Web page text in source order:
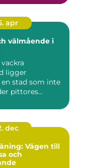
apr
välmående i
ligger
en stad som inte
pittores...
dec
Vägen till
och